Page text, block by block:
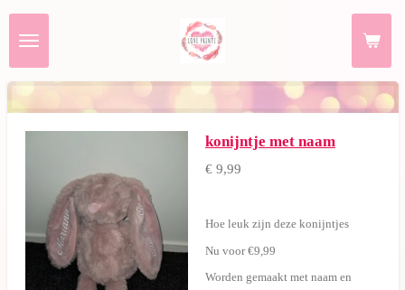
Ga
direct
de
konijntje met naam
€ 9,99
Hoe leuk zijn deze konijntjes
Nu voor €9,99
Worden gemaakt met naam en